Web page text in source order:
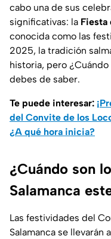
cabo una de sus
significativas: la Fiesta
conocida como las
2025, la tradición
historia, pero
debes de saber.
Te puede interesar:
del Convite de los
¿A qué hora inicia?
¿Cuándo son
Salamanca
Las festividades del
Salamanca se llevarán